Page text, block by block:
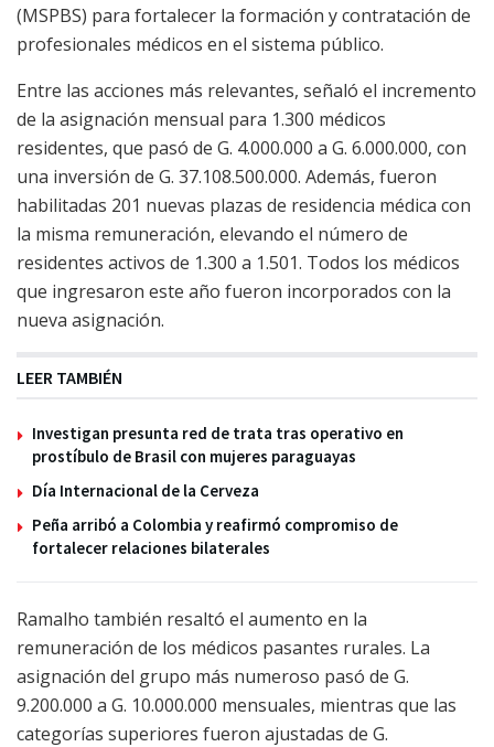
(MSPBS) para fortalecer la formación y contratación de
profesionales médicos en el sistema público.
Entre las acciones más relevantes, señaló el incremento
de la asignación mensual para 1.300 médicos
residentes, que pasó de G. 4.000.000 a G. 6.000.000, con
una inversión de G. 37.108.500.000. Además, fueron
habilitadas 201 nuevas plazas de residencia médica con
la misma remuneración, elevando el número de
residentes activos de 1.300 a 1.501. Todos los médicos
que ingresaron este año fueron incorporados con la
nueva asignación.
LEER TAMBIÉN
Investigan presunta red de trata tras operativo en
prostíbulo de Brasil con mujeres paraguayas
Día Internacional de la Cerveza
Peña arribó a Colombia y reafirmó compromiso de
fortalecer relaciones bilaterales
Ramalho también resaltó el aumento en la
remuneración de los médicos pasantes rurales. La
asignación del grupo más numeroso pasó de G.
9.200.000 a G. 10.000.000 mensuales, mientras que las
categorías superiores fueron ajustadas de G.